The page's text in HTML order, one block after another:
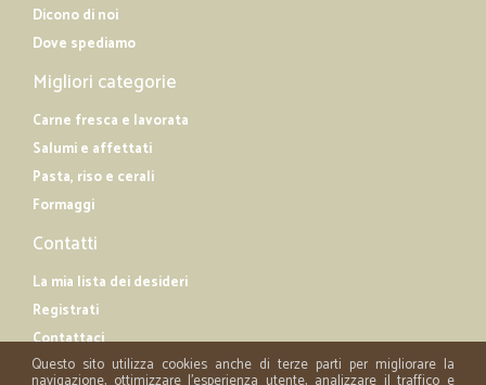
Dicono di noi
Dove spediamo
Migliori categorie
Carne fresca e lavorata
Salumi e affettati
Pasta, riso e cerali
Formaggi
Contatti
La mia lista dei desideri
Registrati
Contattaci
Questo sito utilizza cookies anche di terze parti per migliorare la